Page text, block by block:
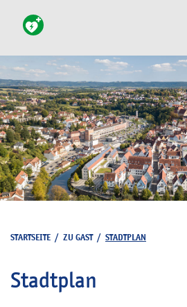
STARTSEITE / ZU GAST/ STADTPLAN
Stadtplan